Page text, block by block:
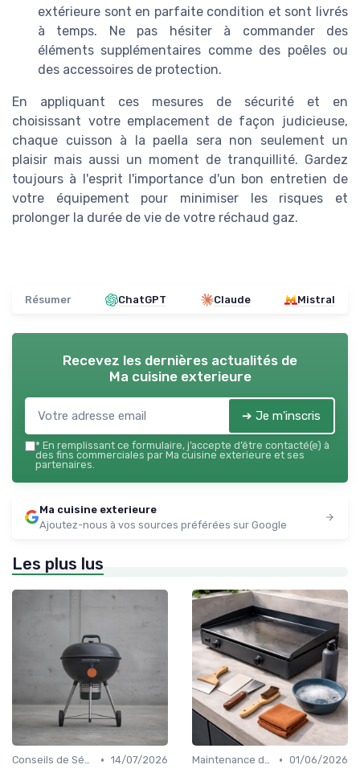
extérieure sont en parfaite condition et sont livrés
à temps. Ne pas hésiter à commander des
éléments supplémentaires comme des poêles ou
des accessoires de protection.
En appliquant ces mesures de sécurité et en
choisissant votre emplacement de façon judicieuse,
chaque cuisson à la paella sera non seulement un
plaisir mais aussi un moment de tranquillité. Gardez
toujours à l'esprit l'importance d'un bon entretien de
votre équipement pour minimiser les risques et
prolonger la durée de vie de votre réchaud gaz.
Résumer ChatGPT Claude Mistral
Recevez les dernières actualités de
Ma cuisine exterieure
➔ Je m'inscris
* En remplissant ce formulaire, j’accepte d’être contacté(e) à
des fins commerciales par Ma cuisine exterieure et ses
partenaires.
Ma cuisine exterieure
Ajoutez-nous à vos sources préférées sur Google
Les plus lus
Conseils de Sécurité • 14/07/2026
Maintenance des Équipements • 01/06/2026